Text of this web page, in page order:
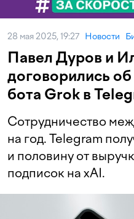
28 мая 2025, 19:27 Новости
Павел Дуров и
договорились
бота Grok в
Сотрудничество
на год. Telegram
и половину от
подписок на xAI.